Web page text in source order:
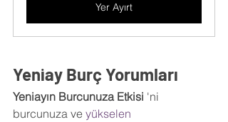
Yer Ayırt
Yeniay Burç Yorumları
Yeniayın Burcunuza Etkisi 'ni
burcunuza ve yükselen